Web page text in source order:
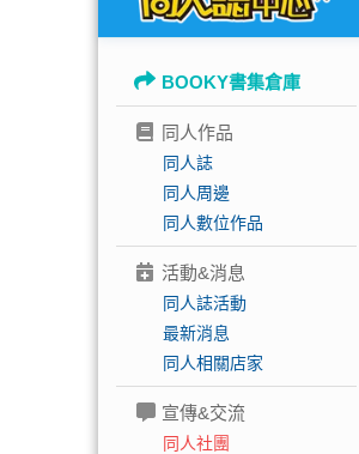
BOOKY書集倉庫
同人作品
同人誌
同人周邊
同人數位作品
活動&消息
同人誌活動
最新消息
同人相關店家
宣傳&交流
同人社團